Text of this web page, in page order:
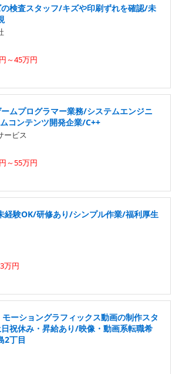
検査スタッフ/キズや印刷ずれを確認/未
～45万円
ムプログラマー業務/システムエンジニ
コンテンツ開発企業/C++
ービス
～55万円
経験OK/研修あり/シンプル作業/福利厚生
万円
モーショングラフィックス動画の制作スタ
祝休み・昇給あり/映像・動画系転職希
2丁目